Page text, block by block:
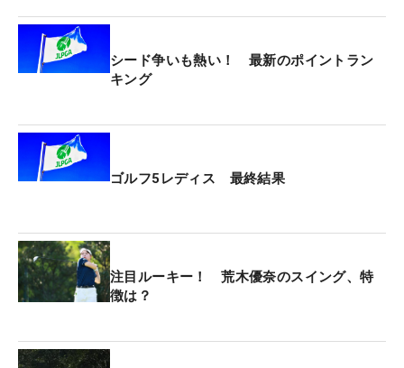
シード争いも熱い！ 最新のポイントラン
キング
ゴルフ5レディス 最終結果
注目ルーキー！ 荒木優奈のスイング、特
徴は？